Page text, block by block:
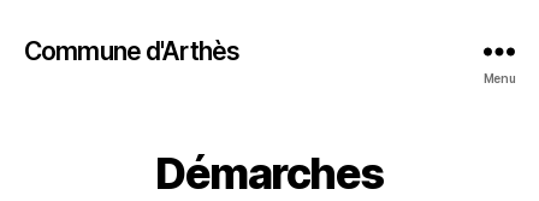
Commune d'Arthès
Menu
Démarches